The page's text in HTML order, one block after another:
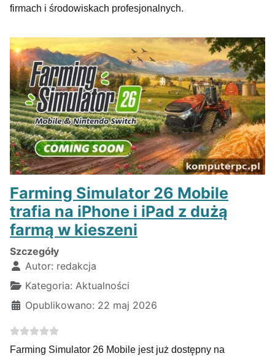
firmach i środowiskach profesjonalnych.
Farming Simulator 26 Mobile
trafia na iPhone i iPad z dużą
farmą w kieszeni
Szczegóły
Autor: redakcja
Kategoria: Aktualności
Opublikowano: 22 maj 2026
Farming Simulator 26 Mobile jest już dostępny na